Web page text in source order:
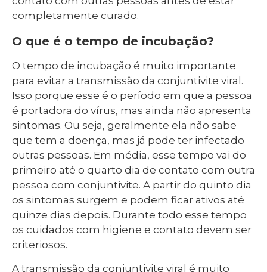
completamente curado.
O que é o tempo de incubação?
O tempo de incubação é muito importante
para evitar a transmissão da conjuntivite viral.
Isso porque esse é o período em que a pessoa
é portadora do vírus, mas ainda não apresenta
sintomas. Ou seja, geralmente ela não sabe
que tem a doença, mas já pode ter infectado
outras pessoas. Em média, esse tempo vai do
primeiro até o quarto dia de contato com outra
pessoa com conjuntivite. A partir do quinto dia
os sintomas surgem e podem ficar ativos até
quinze dias depois. Durante todo esse tempo
os cuidados com higiene e contato devem ser
criteriosos.
A transmissão da conjuntivite viral é muito